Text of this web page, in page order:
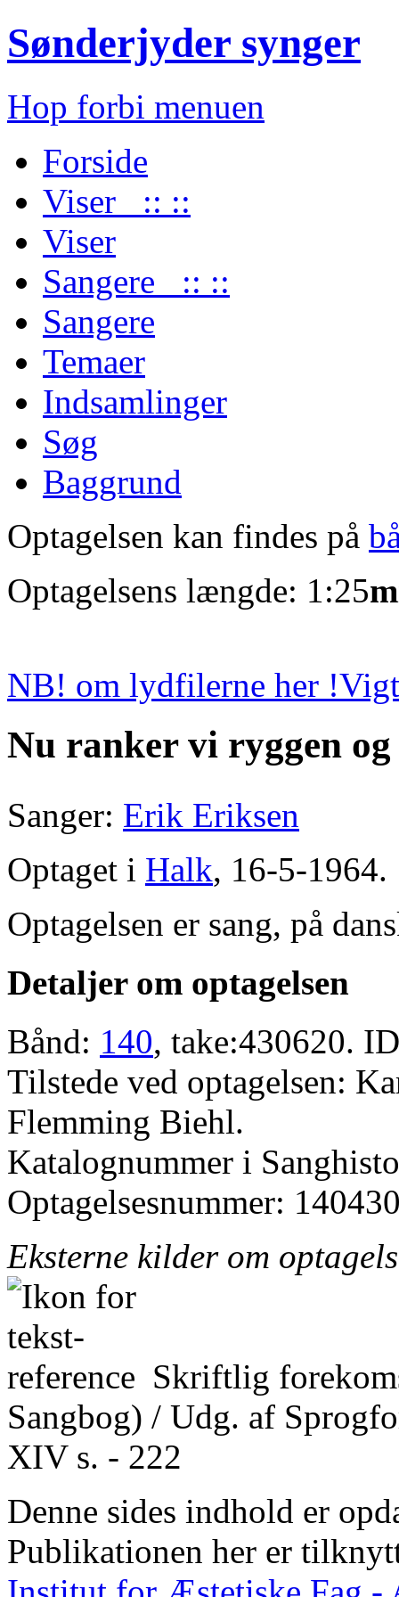
Sønderjyder synger
Hop forbi menuen
Forside
Viser :: ::
Viser
Sangere :: ::
Sangere
Temaer
Indsamlinger
Søg
Baggrund
Optagelsen kan findes på
Optagelsens længde: 1:25
NB! om lydfilerne her !
Nu ranker vi ryggen og
Sanger: Erik Eriksen
Optaget i Halk, 16-5-1964.
Optagelsen er sang, på
Detaljer om optagelsen
Bånd: 140, take:430620.
Tilstede ved optagelsen:
Flemming Biehl.
Katalognummer i
Optagelsesnummer:
Eksterne kilder om
Skriftlig
Sangbog) / Udg. af
XIV s. - 222
Denne sides indhold er
Publikationen her er